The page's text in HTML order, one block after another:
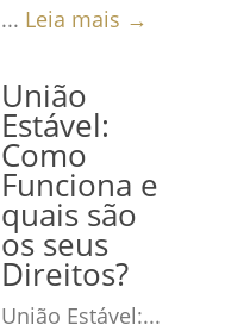
... Leia mais →
União
Estável:
Como
Funciona e
quais são
os seus
Direitos?
União Estável:...